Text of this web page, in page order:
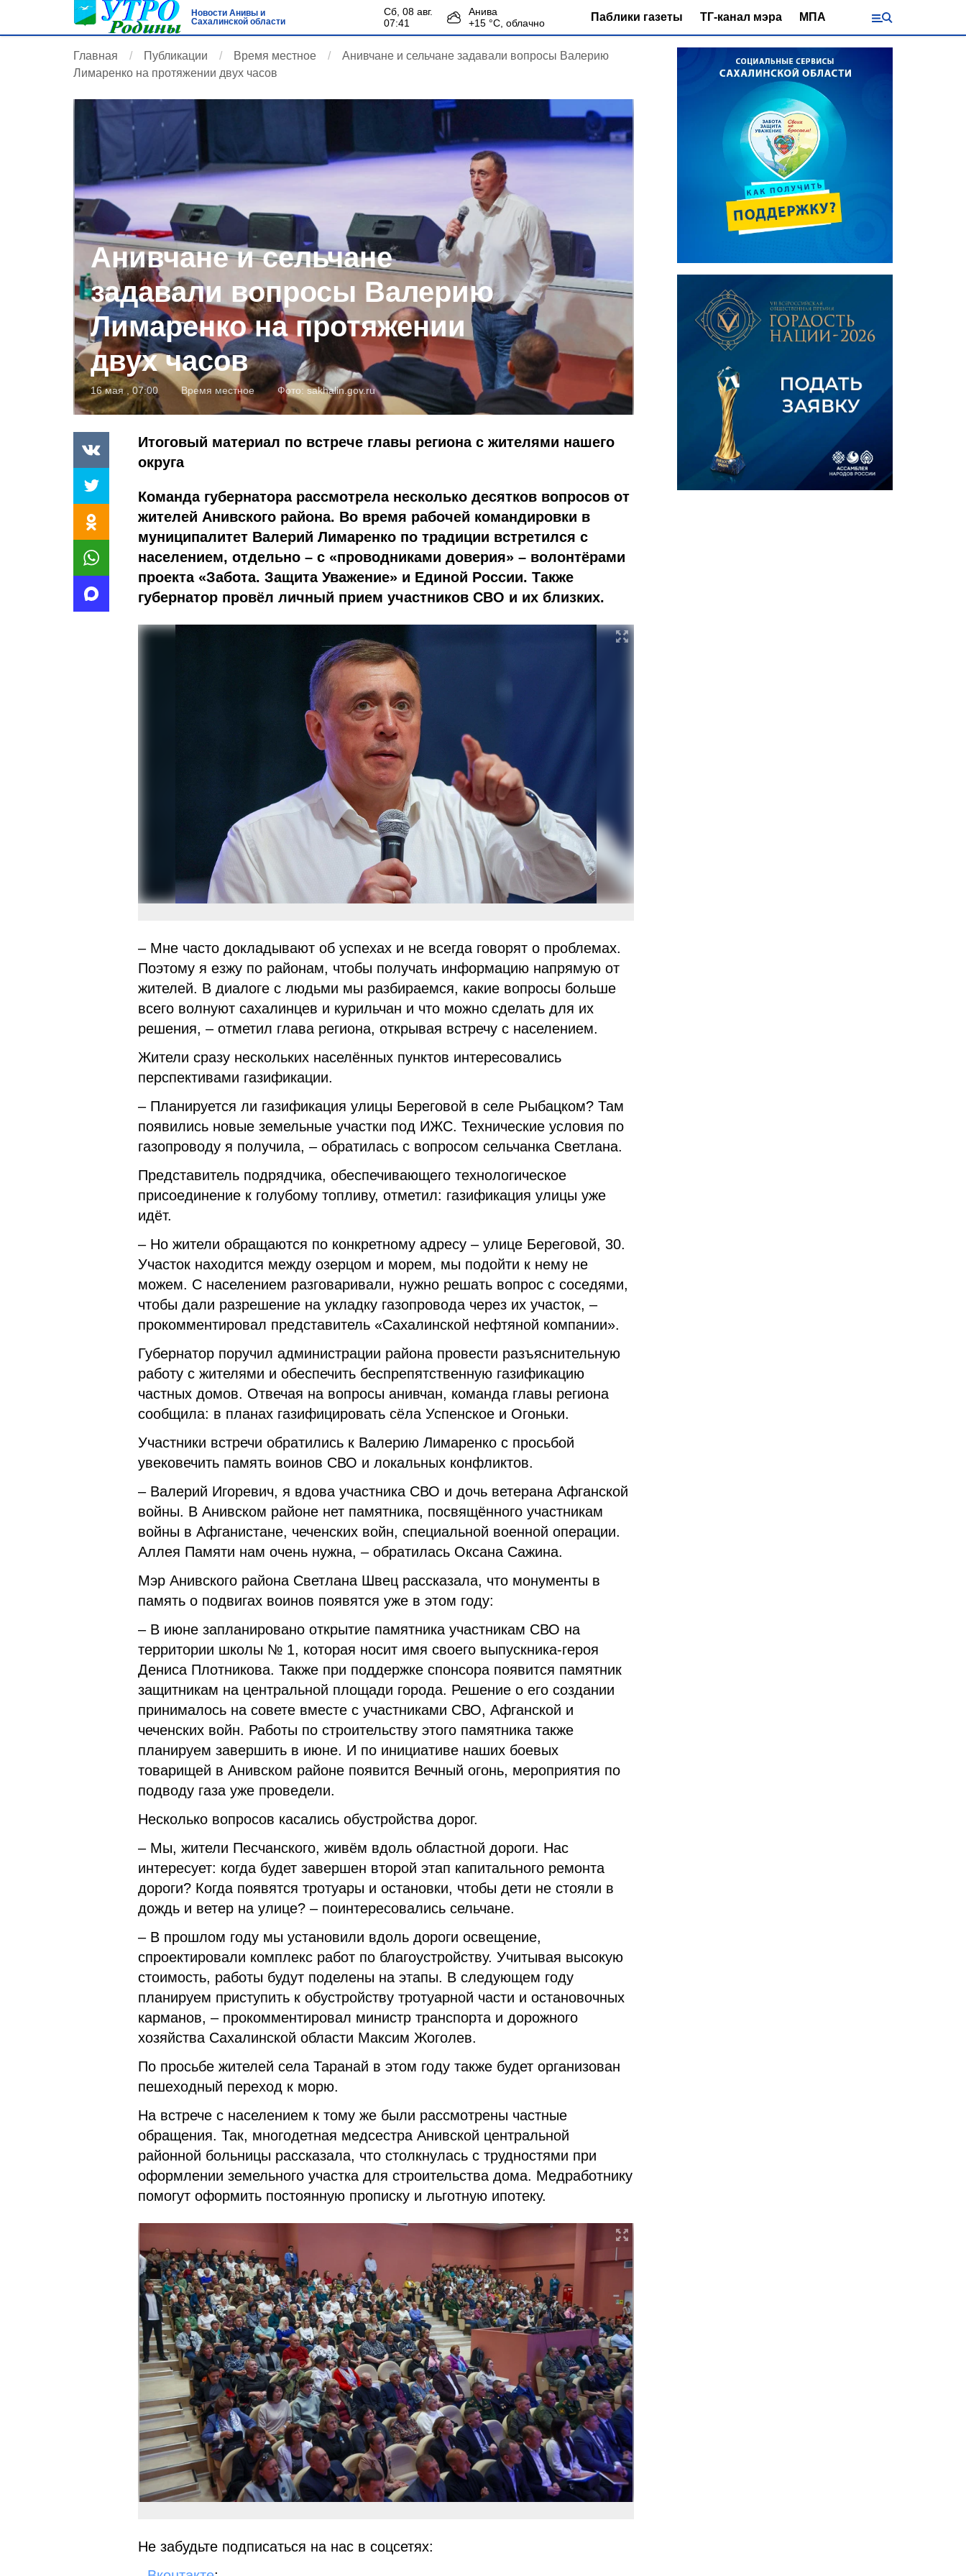
Новости Анивы и
Сахалинской области
сб, 08 авг.
07:41
Анива
+15 °С, облачно Паблики газеты ТГ-канал мэра МПА
Главная Публикации Время местное
Анивчане и сельчане задавали вопросы Валерию
Лимаренко на протяжении двух часов
Анивчане и сельчане
задавали вопросы Валерию
Лимаренко на протяжении
двух часов
16 мая , 07:00 Время местное Фото: sakhalin.gov.ru
Итоговый материал по встрече главы региона с жителями нашего
округа
Команда губернатора рассмотрела несколько десятков вопросов от
жителей Анивского района. Во время рабочей командировки в
муниципалитет Валерий Лимаренко по традиции встретился с
населением, отдельно – с «проводниками доверия» – волонтёрами
проекта «Забота. Защита Уважение» и Единой России. Также
губернатор провёл личный прием участников СВО и их близких.
– Мне часто докладывают об успехах и не всегда говорят о проблемах.
Поэтому я езжу по районам, чтобы получать информацию напрямую от
жителей. В диалоге с людьми мы разбираемся, какие вопросы больше
всего волнуют сахалинцев и курильчан и что можно сделать для их
решения, – отметил глава региона, открывая встречу с населением.
Жители сразу нескольких населённых пунктов интересовались
перспективами газификации.
– Планируется ли газификация улицы Береговой в селе Рыбацком? Там
появились новые земельные участки под ИЖС. Технические условия по
газопроводу я получила, – обратилась с вопросом сельчанка Светлана.
Представитель подрядчика, обеспечивающего технологическое
присоединение к голубому топливу, отметил: газификация улицы уже
идёт.
– Но жители обращаются по конкретному адресу – улице Береговой, 30.
Участок находится между озерцом и морем, мы подойти к нему не
можем. С населением разговаривали, нужно решать вопрос с соседями,
чтобы дали разрешение на укладку газопровода через их участок, –
прокомментировал представитель «Сахалинской нефтяной компании».
Губернатор поручил администрации района провести разъяснительную
работу с жителями и обеспечить беспрепятственную газификацию
частных домов. Отвечая на вопросы анивчан, команда главы региона
сообщила: в планах газифицировать сёла Успенское и Огоньки.
Участники встречи обратились к Валерию Лимаренко с просьбой
увековечить память воинов СВО и локальных конфликтов.
– Валерий Игоревич, я вдова участника СВО и дочь ветерана Афганской
войны. В Анивском районе нет памятника, посвящённого участникам
войны в Афганистане, чеченских войн, специальной военной операции.
Аллея Памяти нам очень нужна, – обратилась Оксана Сажина.
Мэр Анивского района Светлана Швец рассказала, что монументы в
память о подвигах воинов появятся уже в этом году:
– В июне запланировано открытие памятника участникам СВО на
территории школы № 1, которая носит имя своего выпускника-героя
Дениса Плотникова. Также при поддержке спонсора появится памятник
защитникам на центральной площади города. Решение о его создании
принималось на совете вместе с участниками СВО, Афганской и
чеченских войн. Работы по строительству этого памятника также
планируем завершить в июне. И по инициативе наших боевых
товарищей в Анивском районе появится Вечный огонь, мероприятия по
подводу газа уже проведели.
Несколько вопросов касались обустройства дорог.
– Мы, жители Песчанского, живём вдоль областной дороги. Нас
интересует: когда будет завершен второй этап капитального ремонта
дороги? Когда появятся тротуары и остановки, чтобы дети не стояли в
дождь и ветер на улице? – поинтересовались сельчане.
– В прошлом году мы установили вдоль дороги освещение,
спроектировали комплекс работ по благоустройству. Учитывая высокую
стоимость, работы будут поделены на этапы. В следующем году
планируем приступить к обустройству тротуарной части и остановочных
карманов, – прокомментировал министр транспорта и дорожного
хозяйства Сахалинской области Максим Жоголев.
По просьбе жителей села Таранай в этом году также будет организован
пешеходный переход к морю.
На встрече с населением к тому же были рассмотрены частные
обращения. Так, многодетная медсестра Анивской центральной
районной больницы рассказала, что столкнулась с трудностями при
оформлении земельного участка для строительства дома. Медработнику
помогут оформить постоянную прописку и льготную ипотеку.
Не забудьте подписаться на нас в соцсетях: